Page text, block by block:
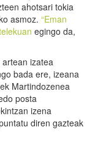
ahotsari tokia
asmoz. “Eman
egingo da,
izatea
bada ere, izeana
Martindozenea
posta
izena
diren gazteak